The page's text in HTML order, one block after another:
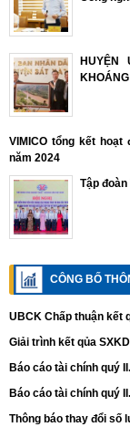
HUYỆN
VIMICO tổng kết
năm 2024
Tập
CÔNG BỐ
UBCK Chấp thuận kết
Giải trình kết qủa
Báo cáo tài chính quý
Báo cáo tài chính quý
Thông báo thay đổi số